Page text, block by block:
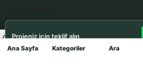
Ana Sayfa Kategoriler Ara
Projeniz için teklif alın